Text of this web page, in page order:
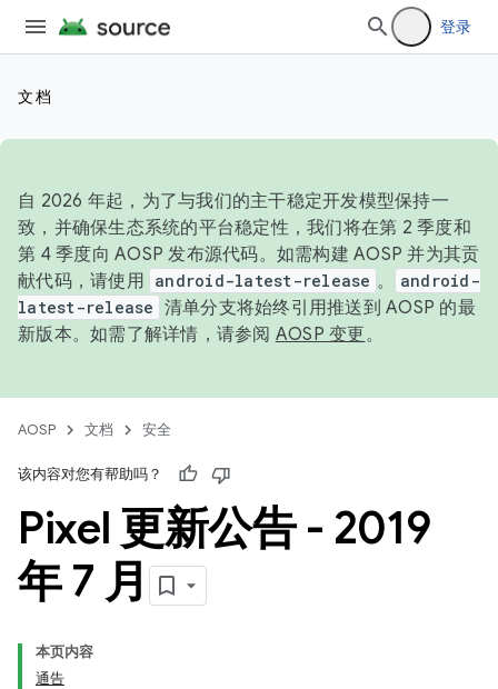
登录
文档
自 2026 年起，为了与我们的主干稳定开发模型保持一
致，并确保生态系统的平台稳定性，我们将在第 2 季度和
第 4 季度向 AOSP 发布源代码。如需构建 AOSP 并为其贡
献代码，请使用 android-latest-release 。
android-
latest-release 清单分支将始终引用推送到 AOSP 的最
新版本。如需了解详情，请参阅 AOSP 变更。
AOSP 文档 安全
该内容对您有帮助吗？
Pixel 更新公告 - 2019
年 7 月
本页内容
通告